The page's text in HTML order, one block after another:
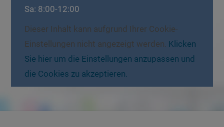
Sa: 8:00-12:00
Dieser Inhalt kann aufgrund Ihrer Cookie-
Einstellungen nicht angezeigt werden. Klicken
Sie hier um die Einstellungen anzupassen und
die Cookies zu akzeptieren.